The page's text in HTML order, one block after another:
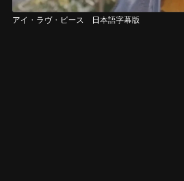
アイ・ラヴ・ピース 日本語字幕版